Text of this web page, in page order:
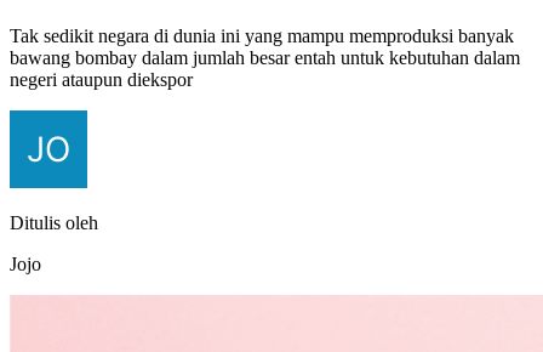
Tak sedikit negara di dunia ini yang mampu memproduksi banyak
bawang bombay dalam jumlah besar entah untuk kebutuhan dalam
negeri ataupun diekspor
Ditulis oleh
Jojo